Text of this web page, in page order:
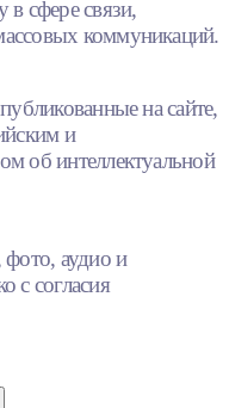
сфере связи,
коммуникаций.
на сайте,
и
об интеллектуальной
аудио и
с согласия